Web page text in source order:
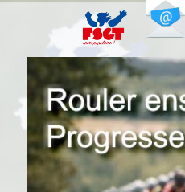
Passer